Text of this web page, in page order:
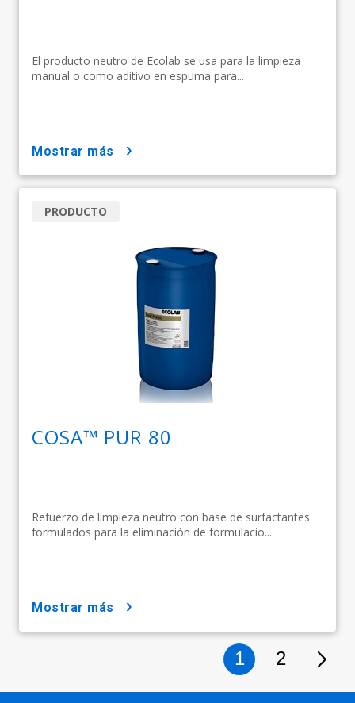
El producto neutro de Ecolab se usa para la limpieza
manual o como aditivo en espuma para...
mostrar más
COSA™ PUR 80
Refuerzo de limpieza neutro con base de surfactantes
formulados para la eliminación de formulacio...
PRODUCTO
mostrar más
1 2